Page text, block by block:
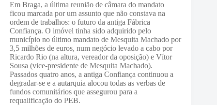
Em Braga, a última reunião de câmara do mandato
ficou marcada por um assunto que não constava na
ordem de trabalhos: o futuro da antiga Fábrica
Confiança. O imóvel tinha sido adquirido pelo
município no último mandato de Mesquita Machado por
3,5 milhões de euros, num negócio levado a cabo por
Ricardo Rio (na altura, vereador da oposição) e Vítor
Sousa (vice-presidente de Mesquita Machado).
Passados quatro anos, a antiga Confiança continuou a
degradar-se e a autarquia alocou todas as verbas de
fundos comunitários que assegurou para a
requalificação do PEB.